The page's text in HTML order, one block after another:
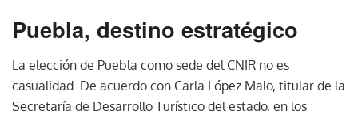
Puebla, destino estratégico
La elección de Puebla como sede del CNIR no es
casualidad. De acuerdo con Carla López Malo, titular de la
Secretaría de Desarrollo Turístico del estado, en los